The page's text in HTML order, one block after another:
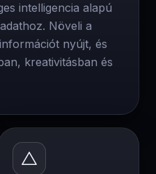
intelligencia alapú
Növeli a
nyújt, és
kreativitásban és